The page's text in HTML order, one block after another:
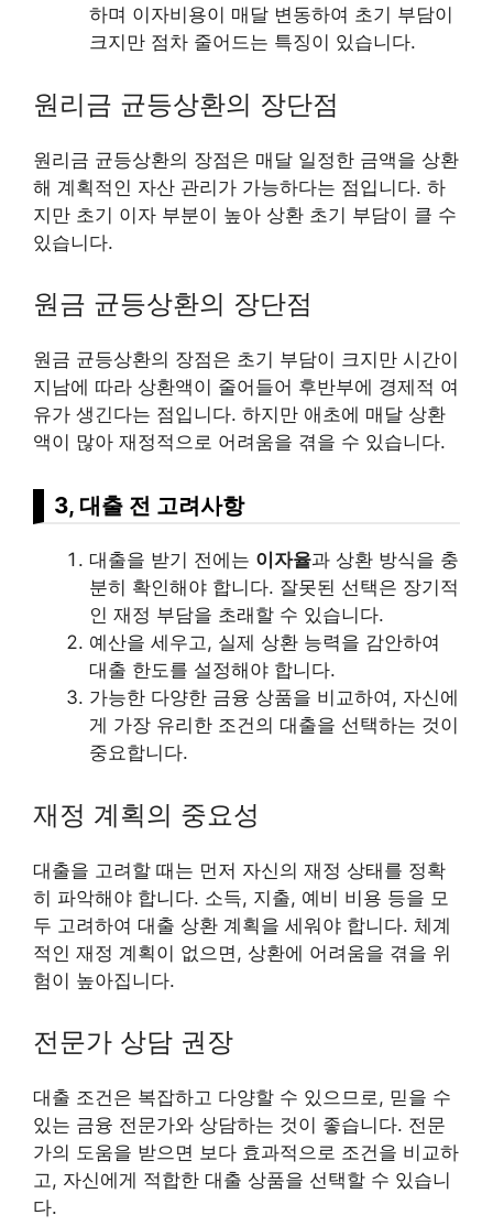
하며 이자비용이 매달 변동하여 초기 부담이
크지만 점차 줄어드는 특징이 있습니다.
원리금 균등상환의 장단점
원리금 균등상환의 장점은 매달 일정한 금액을 상환
해 계획적인 자산 관리가 가능하다는 점입니다. 하
지만 초기 이자 부분이 높아 상환 초기 부담이 클 수
있습니다.
원금 균등상환의 장단점
원금 균등상환의 장점은 초기 부담이 크지만 시간이
지남에 따라 상환액이 줄어들어 후반부에 경제적 여
유가 생긴다는 점입니다. 하지만 애초에 매달 상환
액이 많아 재정적으로 어려움을 겪을 수 있습니다.
3, 대출 전 고려사항
대출을 받기 전에는 이자율과 상환 방식을 충
분히 확인해야 합니다. 잘못된 선택은 장기적
인 재정 부담을 초래할 수 있습니다.
예산을 세우고, 실제 상환 능력을 감안하여
대출 한도를 설정해야 합니다.
가능한 다양한 금융 상품을 비교하여, 자신에
게 가장 유리한 조건의 대출을 선택하는 것이
중요합니다.
재정 계획의 중요성
대출을 고려할 때는 먼저 자신의 재정 상태를 정확
히 파악해야 합니다. 소득, 지출, 예비 비용 등을 모
두 고려하여 대출 상환 계획을 세워야 합니다. 체계
적인 재정 계획이 없으면, 상환에 어려움을 겪을 위
험이 높아집니다.
전문가 상담 권장
대출 조건은 복잡하고 다양할 수 있으므로, 믿을 수
있는 금융 전문가와 상담하는 것이 좋습니다. 전문
가의 도움을 받으면 보다 효과적으로 조건을 비교하
고, 자신에게 적합한 대출 상품을 선택할 수 있습니
다.